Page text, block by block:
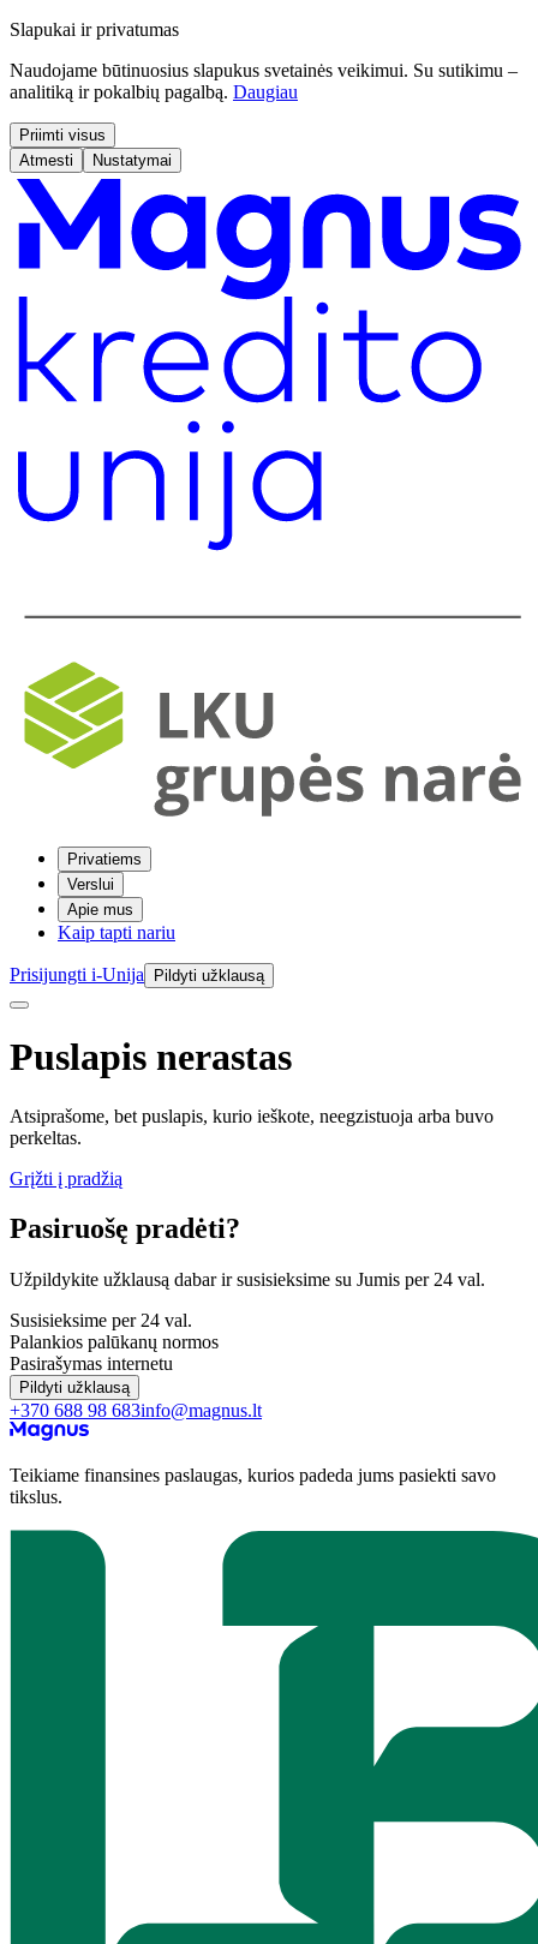
Slapukai ir privatumas
Naudojame būtinuosius slapukus svetainės veikimui. Su sutikimu –
analitiką ir pokalbių pagalbą. Daugiau
Priimti visus
Atmesti
Nustatymai
Privatiems
Verslui
Apie mus
Kaip tapti nariu
Prisijungti i-Unija Pildyti užklausą
Puslapis nerastas
Atsiprašome, bet puslapis, kurio ieškote, neegzistuoja arba buvo
perkeltas.
Grįžti į pradžią
Pasiruošę pradėti?
Užpildykite užklausą dabar ir susisieksime su Jumis per 24 val.
Susisieksime per 24 val.
Palankios palūkanų normos
Pasirašymas internetu
Pildyti užklausą
+370 688 98 683info@magnus.lt
Teikiame finansines paslaugas, kurios padeda jums pasiekti savo
tikslus.